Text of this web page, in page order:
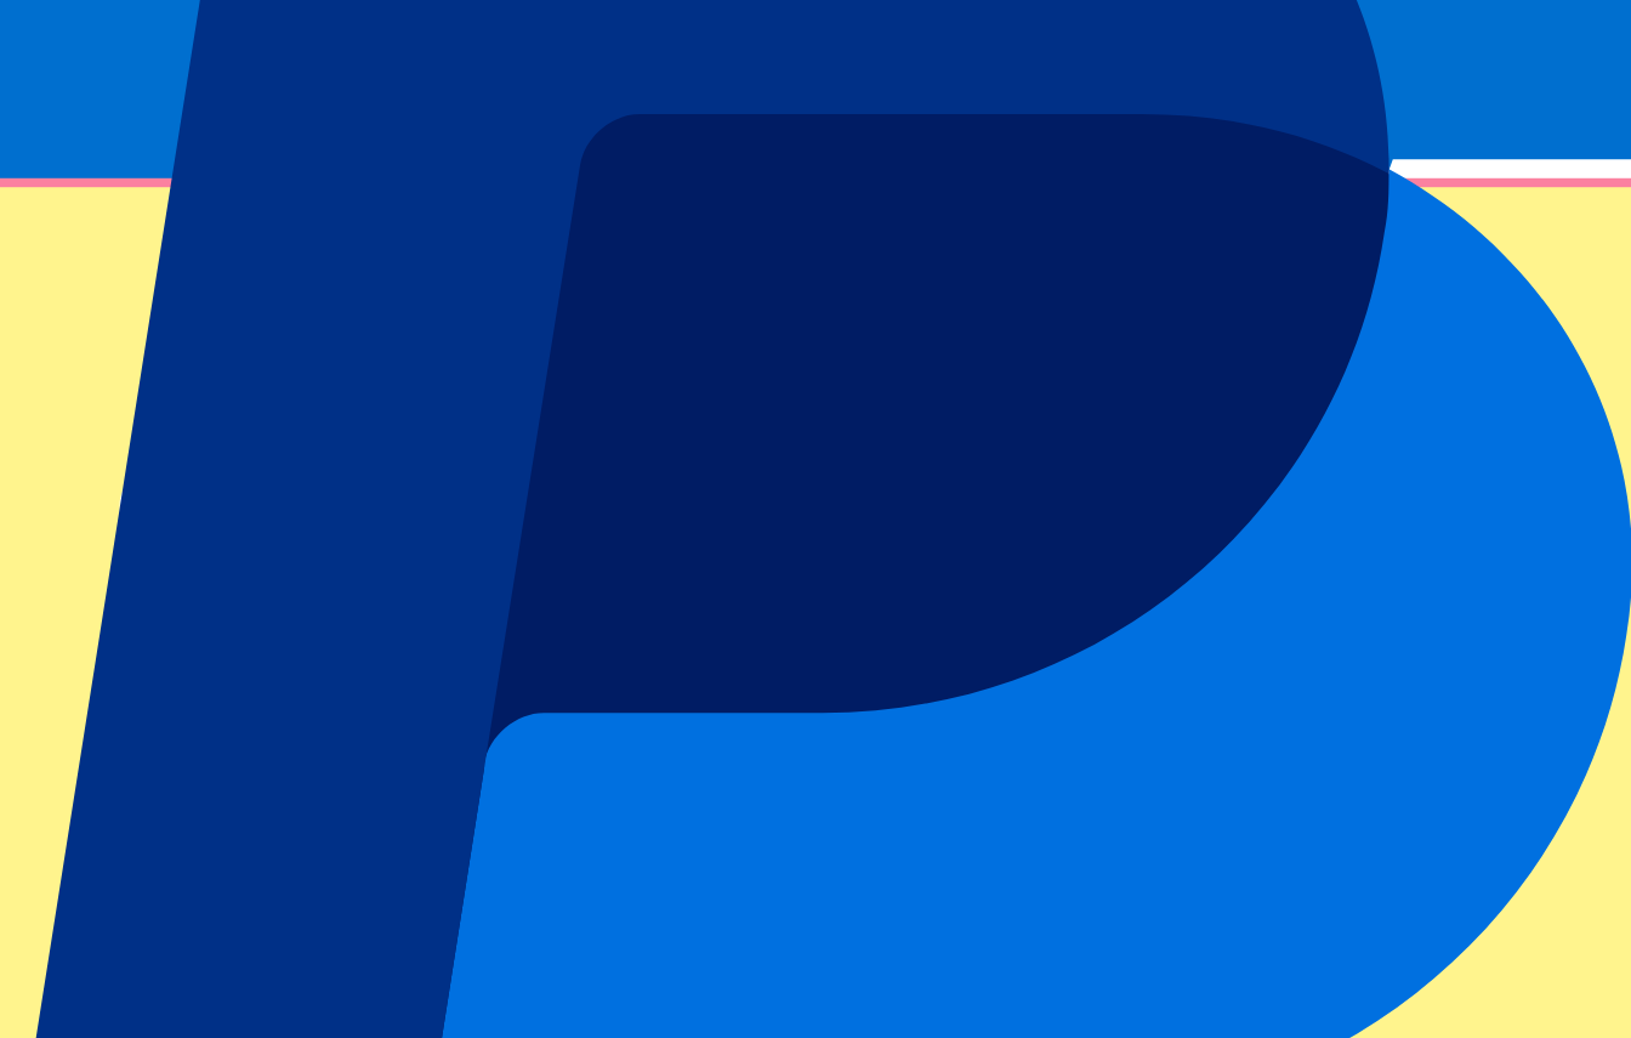
Choisissez votre formule
Profitez d’une expérience incomparable avec nos formules
Choisissez votre hôtel
Choisissez votre hôtel de luxe (optionnel)
Spectacles à venir
The Weeknd - 18 August 2026
18 août 2026, 19:00